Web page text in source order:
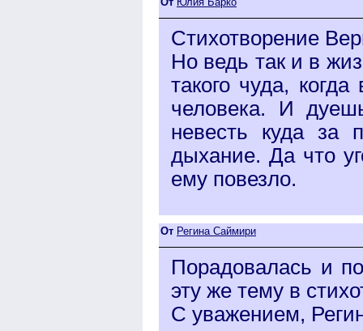
Стихотворение
Но ведь так и в
такого чуда,
человека. И
невесть куда за
дыхание. Да что
ему повезло.
От Регина Саймири
Порадовалась и
эту же тему в
С уважением,